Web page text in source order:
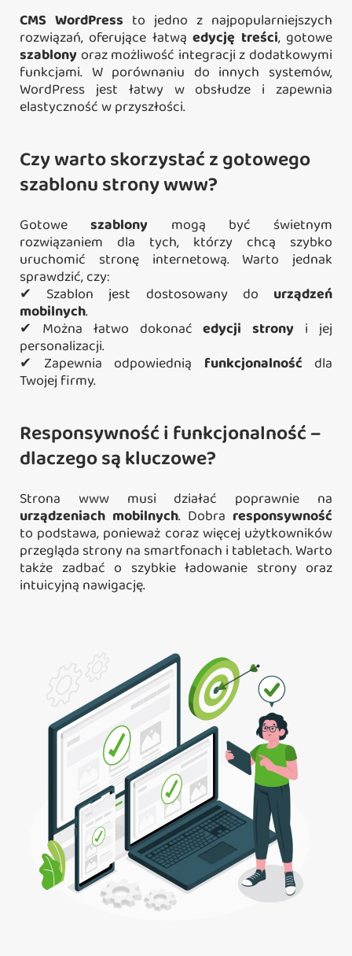
CMS WordPress to jedno z najpopularniejszych
rozwiązań, oferujące łatwąedycję treści, gotowe
szablony oraz możliwość integracji z dodatkowymi
funkcjami. W porównaniu do innych systemów,
WordPress jest łatwy w obsłudze i zapewnia
elastyczność w przyszłości.
Czy warto skorzystać z gotowego
szablonu strony www?
Gotoweszablony mogą być świetnym
rozwiązaniem dla tych, którzy chcą szybko
uruchomić stronę internetową. Warto jednak
sprawdzić, czy:
✔ Szablon jest dostosowany do urządzeń
mobilnych.
✔ Można łatwo dokonaćedycji strony i jej
personalizacji.
✔ Zapewnia odpowiednią funkcjonalność dla
Twojej firmy.
Responsywność i funkcjonalność –
dlaczego są kluczowe?
Strona www musi działać poprawnie na
urządzeniach mobilnych. Dobra responsywność
to podstawa, ponieważ coraz więcej użytkowników
przegląda strony na smartfonach i tabletach. Warto
także zadbać o szybkie ładowanie strony oraz
intuicyjną nawigację.